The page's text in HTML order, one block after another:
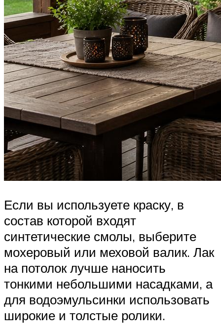
Если вы используете краску, в
состав которой входят
синтетические смолы, выберите
мохеровый или меховой валик. Лак
на потолок лучше наносить
тонкими небольшими насадками, а
для водоэмульсинки использовать
широкие и толстые ролики.